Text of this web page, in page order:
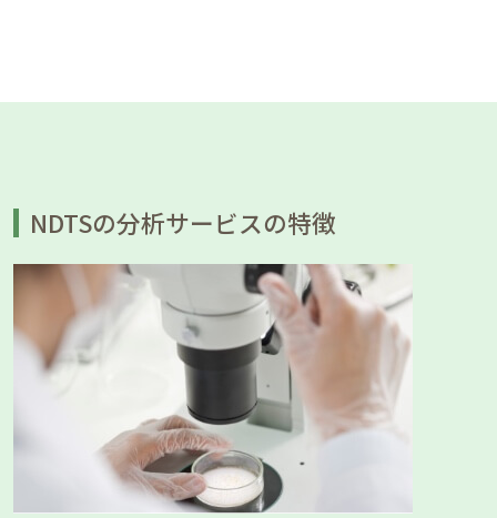
NDTSの分析サービスの特徴